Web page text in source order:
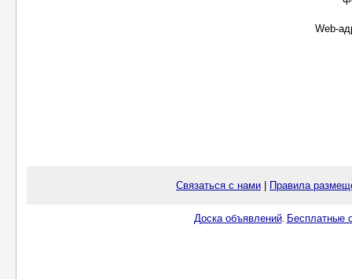
Web-
Связаться с нами Правила
Доска объявлений. Бесплатные